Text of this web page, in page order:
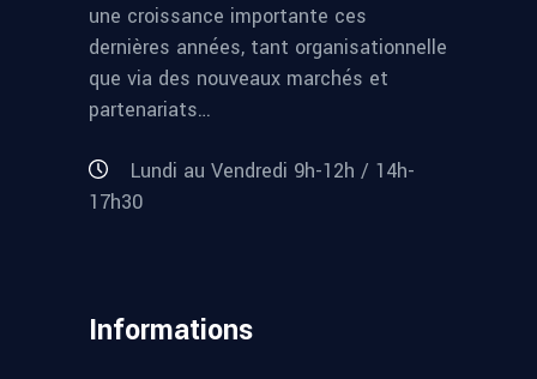
une croissance importante ces
dernières années, tant organisationnelle
que via des nouveaux marchés et
partenariats…
Lundi au Vendredi 9h-12h / 14h-
17h30
Informations